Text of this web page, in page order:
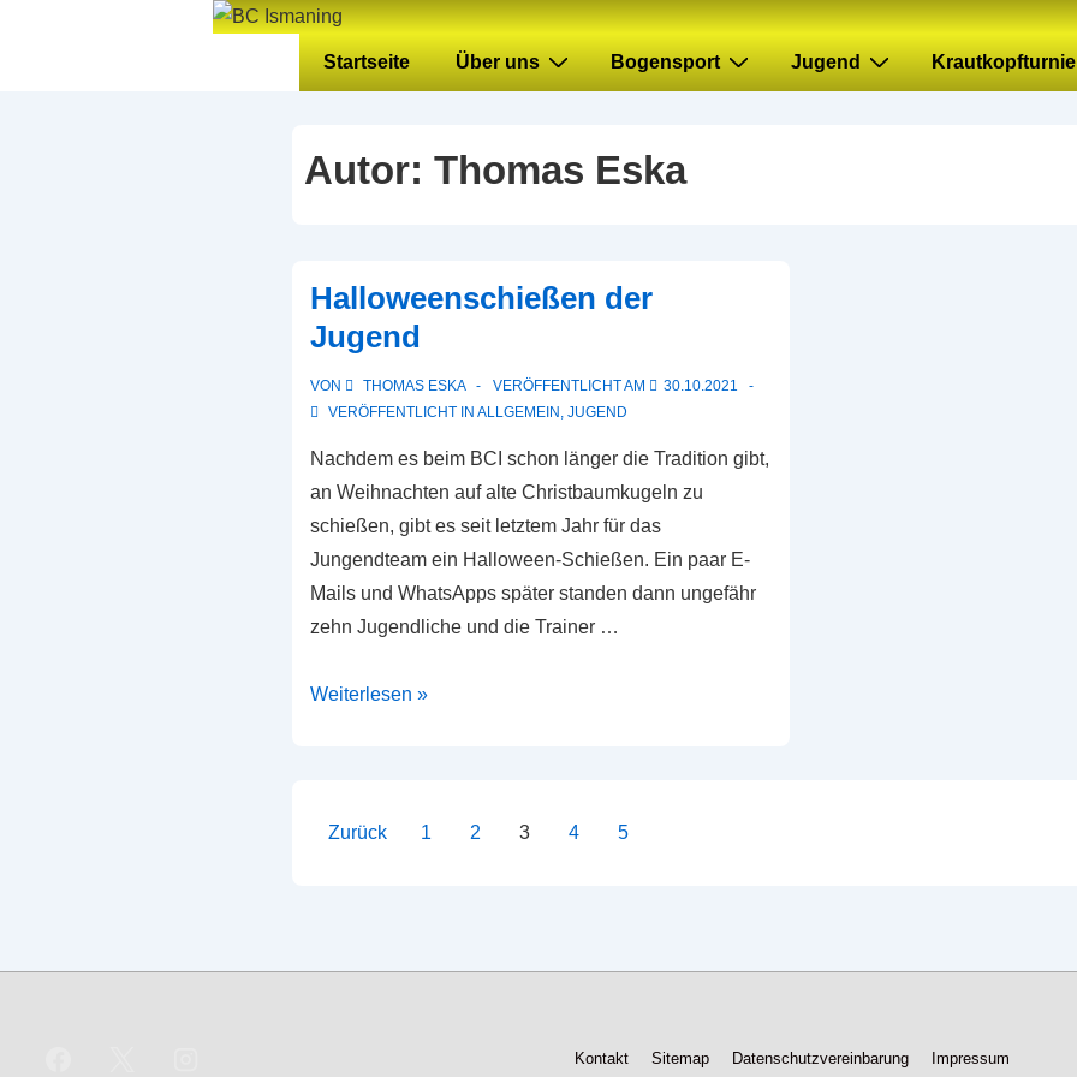
Hauptnavigation
Startseite Über uns Bogensport Jugend
Autor:Thomas Eska
Halloweenschießen der
Jugend
VON THOMAS ESKA VERÖFFENTLICHT AM
30.10.2021
VERÖFFENTLICHT INALLGEMEIN ,JUGEND
Nachdem es beim BCI schon länger die Tradition gibt,
an Weihnachten auf alte Christbaumkugeln zu
schießen, gibt es seit letztem Jahr für das
Jungendteam ein Halloween-Schießen. Ein paar E-
Mails und WhatsApps später standen dann ungefähr
zehn Jugendliche und die Trainer …
Halloweenschießen
Weiterlesen »
Seitennummerierung
Zurück 1 2 3 4 5
Footer-
Kontakt Sitemap Datenschutzvereinbarung Impressum